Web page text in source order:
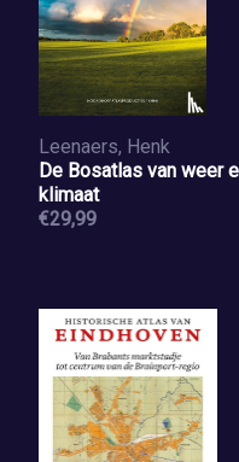
Leenaers, Henk
De Bosatlas van weer
klimaat
€29,99